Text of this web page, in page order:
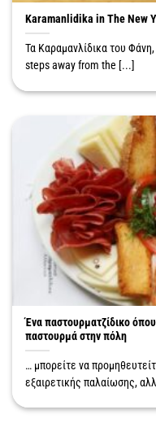
Karamanlidika in The New
Τα Καραμανλίδικα του
steps away from the [...]
Ένα παστουρματζίδικο
παστουρμά στην πόλη
… μπορείτε να
εξαιρετικής παλαίωσης,